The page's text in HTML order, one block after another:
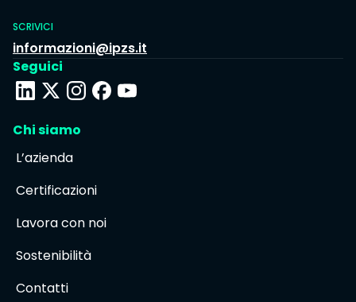
SCRIVICI
informazioni@ipzs.it
Seguici
Chi siamo
L’azienda
Certificazioni
Lavora con noi
Sostenibilità
Contatti